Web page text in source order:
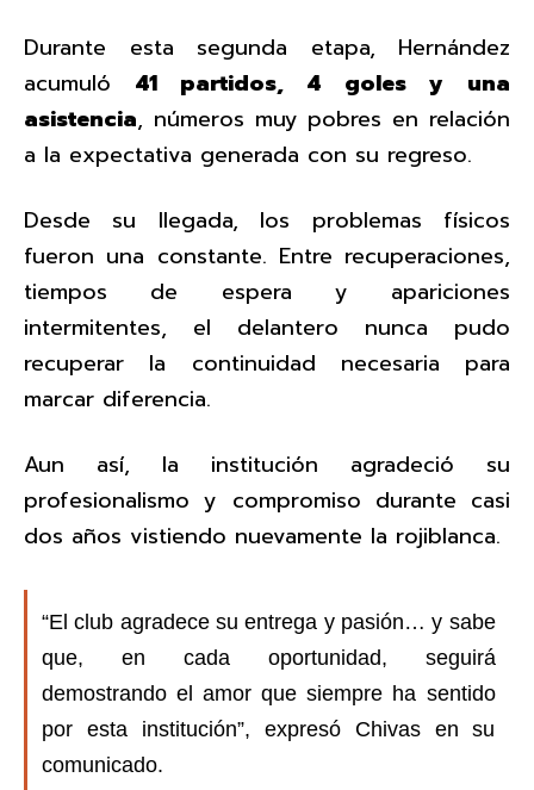
Durante esta segunda etapa, Hernández
acumuló 41 partidos, 4 goles y una
asistencia, números muy pobres en relación
a la expectativa generada con su regreso.
Desde su llegada, los problemas físicos
fueron una constante. Entre recuperaciones,
tiempos de espera y apariciones
intermitentes, el delantero nunca pudo
recuperar la continuidad necesaria para
marcar diferencia.
Aun así, la institución agradeció su
profesionalismo y compromiso durante casi
dos años vistiendo nuevamente la rojiblanca.
“El club agradece su entrega y pasión… y sabe
que, en cada oportunidad, seguirá
demostrando el amor que siempre ha sentido
por esta institución”, expresó Chivas en su
comunicado.